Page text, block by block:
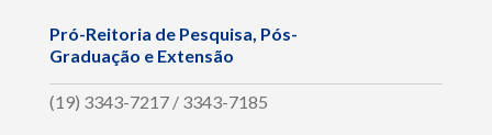
Pró-Reitoria de Pesquisa, Pós-
Graduação e Extensão
(19) 3343-7217 / 3343-7185